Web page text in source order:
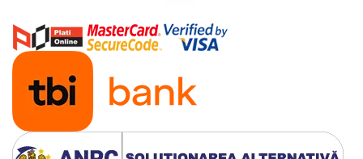
Tesaturi certificate Oeko-Tex
Fiind un model premium de scaun auto pentru copii, materialele
textile folosite in fabricarea huselor scaunului auto Swandoo
Charlie sunt certificate conform Oeko-Tex Standard 100, cee a ce
inseamna o garantare a faptului ca indeplinesc cele mai stricte